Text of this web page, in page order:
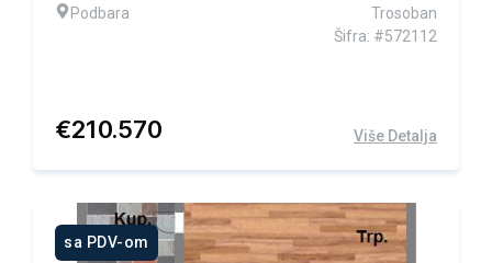
Podbara
Trosoban
Šifra: #572112
€210.570 Više Detalja
sa PDV-om